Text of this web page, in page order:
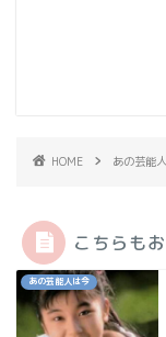
HOME あの芸能
こちらも
あの芸能人は今